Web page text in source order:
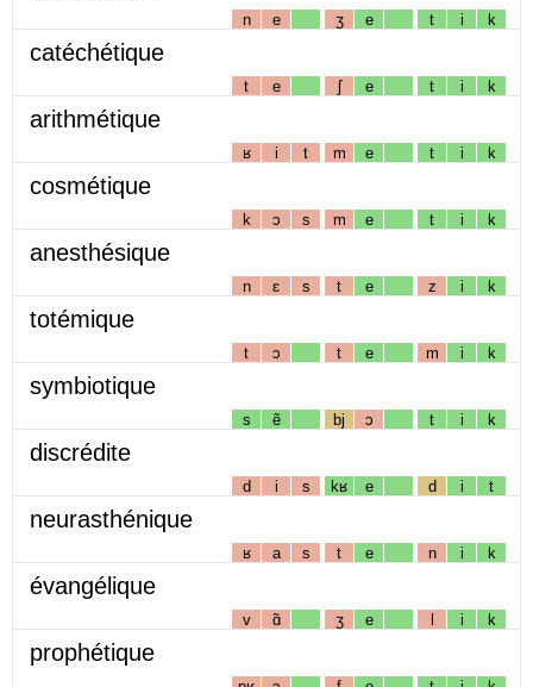
n e ʒ e t i k
catéchétique
t e ʃ e t i k
arithmétique
ʁ i t m e t i k
cosmétique
k ɔ s m e t i k
anesthésique
n ɛ s t e z i k
totémique
t ɔ t e m i k
symbiotique
s ẽ bj ɔ t i k
discrédite
d i s kʁ e d i t
neurasthénique
ʁ a s t e n i k
évangélique
v ɑ̃ ʒ e l i k
prophétique